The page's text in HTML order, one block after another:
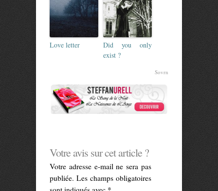
Love letter
Did you only
exist ?
Sovrn
Votre avis sur cet article ?
Votre adresse e-mail ne sera pas
publiée. Les champs obligatoires